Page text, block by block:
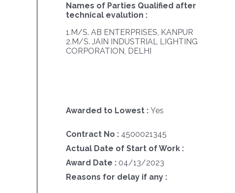
Names of Parties Qualified after
technical evalution :
1.M/S. AB ENTERPRISES, KANPUR
2.M/S. JAIN INDUSTRIAL LIGHTING
CORPORATION, DELHI
Awarded to Lowest :Yes
Contract No : 4500021345
Actual Date of Start of Work :
Award Date : 04/13/2023
Reasons for delay if any :